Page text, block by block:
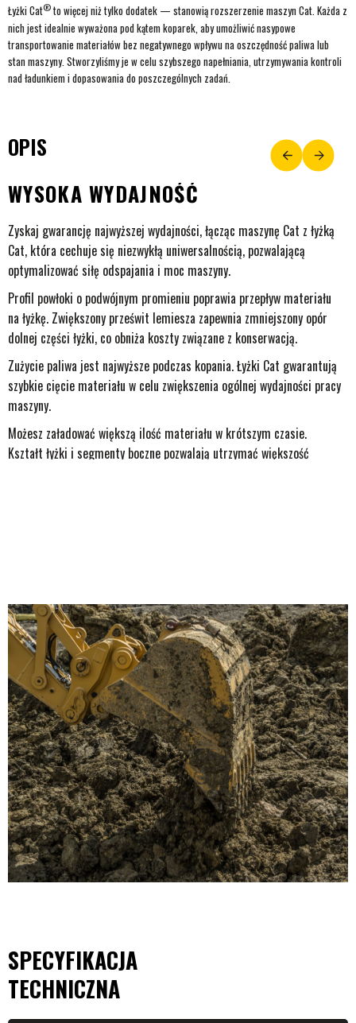
Łyżki Cat®to więcej niż tylko dodatek — stanowią rozszerzenie maszyn Cat. Każda z
nich jest idealnie wyważona pod kątem koparek, aby umożliwić nasypowe
transportowanie materiałów bez negatywnego wpływu na oszczędność paliwa lub
stan maszyny. Stworzyliśmy je w celu szybszego napełniania, utrzymywania kontroli
nad ładunkiem i dopasowania do poszczególnych zadań.
OPIS
WYSOKA WYDAJNOŚĆ
Zyskaj gwarancję najwyższej wydajności, łącząc maszynę Cat z łyżką
Cat, która cechuje się niezwykłą uniwersalnością, pozwalającą
optymalizować siłę odspajania i moc maszyny.
Profil powłoki o podwójnym promieniu poprawia przepływ materiału
na łyżkę. Zwiększony prześwit lemiesza zapewnia zmniejszony opór
dolnej części łyżki, co obniża koszty związane z konserwacją.
Zużycie paliwa jest najwyższe podczas kopania. Łyżki Cat gwarantują
szybkie cięcie materiału w celu zwiększenia ogólnej wydajności pracy
maszyny.
Możesz załadować większą ilość materiału w krótszym czasie.
Kształt łyżki i segmenty boczne pozwalają utrzymać większość
SPECYFIKACJA
TECHNICZNA